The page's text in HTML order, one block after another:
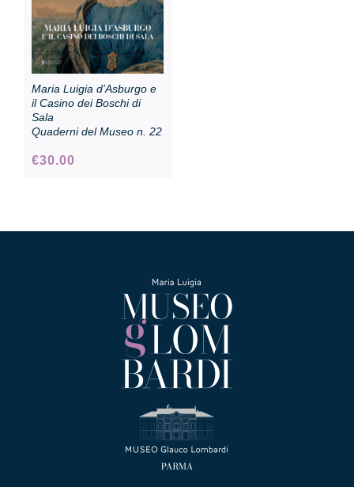
Maria Luigia d’Asburgo e
il Casino dei Boschi di
Sala
Quaderni del Museo n. 22
€30.00